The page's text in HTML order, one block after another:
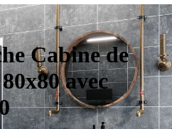
Cabine de
avec